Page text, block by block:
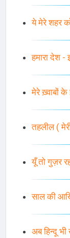
ये मेरे शहर
हमारा देश -
मेरे ख़्वाबों के
तहलील (
यूँ तो गुज़र
साल की
अब हिन्दू